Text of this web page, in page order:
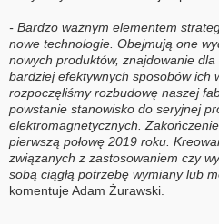
- Bardzo ważnym elementem
nowe technologie. Obejmują one
nowych produktów, znajdowanie
bardziej efektywnych sposobów ich
rozpoczęliśmy rozbudowę naszej
powstanie stanowisko do seryjnej
elektromagnetycznych.
pierwszą połowę 2019 roku.
związanych z zastosowaniem czy
sobą ciągłą potrzebę wymiany lub
komentuje Adam Żurawski.